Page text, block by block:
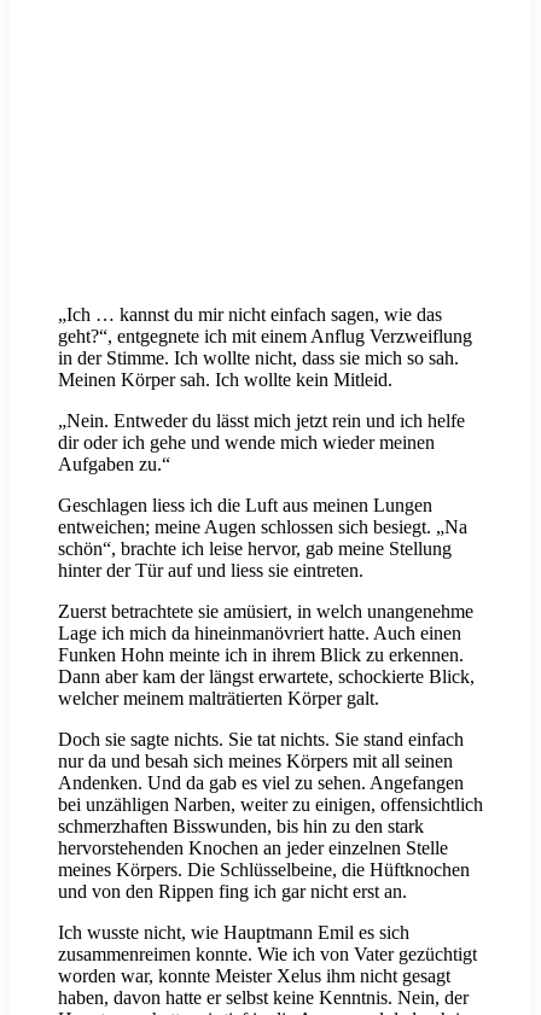
„Ich … kannst du mir nicht einfach sagen, wie das
geht?“, entgegnete ich mit einem Anflug Verzweiflung
in der Stimme. Ich wollte nicht, dass sie mich so sah.
Meinen Körper sah. Ich wollte kein Mitleid.
„Nein. Entweder du lässt mich jetzt rein und ich helfe
dir oder ich gehe und wende mich wieder meinen
Aufgaben zu.“
Geschlagen liess ich die Luft aus meinen Lungen
entweichen; meine Augen schlossen sich besiegt. „Na
schön“, brachte ich leise hervor, gab meine Stellung
hinter der Tür auf und liess sie eintreten.
Zuerst betrachtete sie amüsiert, in welch unangenehme
Lage ich mich da hineinmanövriert hatte. Auch einen
Funken Hohn meinte ich in ihrem Blick zu erkennen.
Dann aber kam der längst erwartete, schockierte Blick,
welcher meinem malträtierten Körper galt.
Doch sie sagte nichts. Sie tat nichts. Sie stand einfach
nur da und besah sich meines Körpers mit all seinen
Andenken. Und da gab es viel zu sehen. Angefangen
bei unzähligen Narben, weiter zu einigen, offensichtlich
schmerzhaften Bisswunden, bis hin zu den stark
hervorstehenden Knochen an jeder einzelnen Stelle
meines Körpers. Die Schlüsselbeine, die Hüftknochen
und von den Rippen fing ich gar nicht erst an.
Ich wusste nicht, wie Hauptmann Emil es sich
zusammenreimen konnte. Wie ich von Vater gezüchtigt
worden war, konnte Meister Xelus ihm nicht gesagt
haben, davon hatte er selbst keine Kenntnis. Nein, der